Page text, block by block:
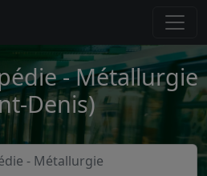
- Métallurgie
Denis)
- Métallurgie